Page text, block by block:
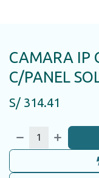
CAMARA IP
C/PANEL
S/ 314.41